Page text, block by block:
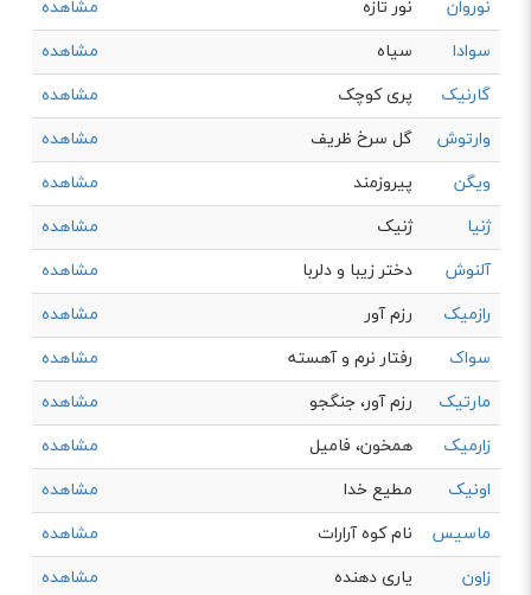
نوروان
نور تازه
مشاهده
سوادا
سیاه
مشاهده
گارنیک
پری کوچک
مشاهده
وارتوش
گل سرخ ظریف
مشاهده
ویگن
پیروزمند
مشاهده
ژنیا
ژنیک
مشاهده
آلنوش
دختر زیبا و دلربا
مشاهده
رازمیک
رزم آور
مشاهده
سواک
رفتار نرم و آهسته
مشاهده
مارتیک
رزم آور، جنگجو
مشاهده
زارمیک
همخون، فامیل
مشاهده
اونیک
مطیع خدا
مشاهده
ماسیس
نام کوه آرارات
مشاهده
زاون
یاری دهنده
مشاهده